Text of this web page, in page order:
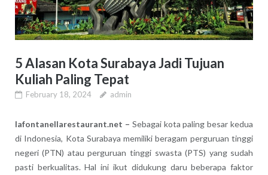
5 Alasan Kota Surabaya Jadi Tujuan
Kuliah Paling Tepat
February 18, 2024 admin
lafontanellarestaurant.net – Sebagai kota paling besar kedua
di Indonesia, Kota Surabaya memiliki beragam perguruan tinggi
negeri (PTN) atau perguruan tinggi swasta (PTS) yang sudah
pasti berkualitas. Hal ini ikut didukung daru beberapa faktor